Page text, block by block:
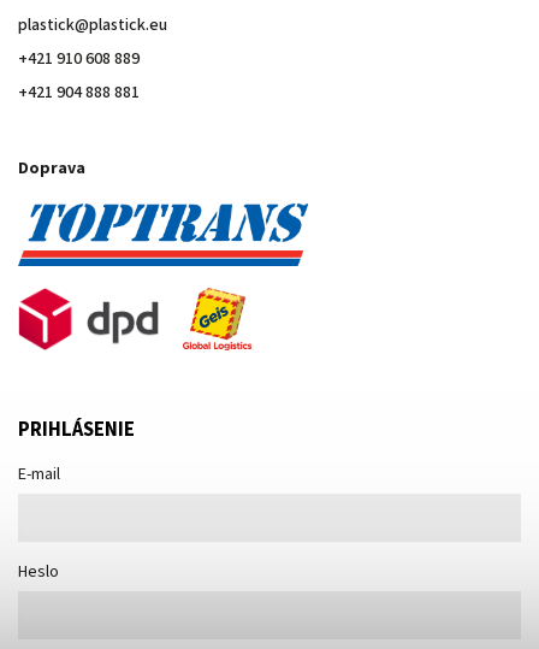
plastick@plastick.eu
+421 910 608 889
+421 904 888 881
Doprava
PRIHLÁSENIE
E-mail
Heslo